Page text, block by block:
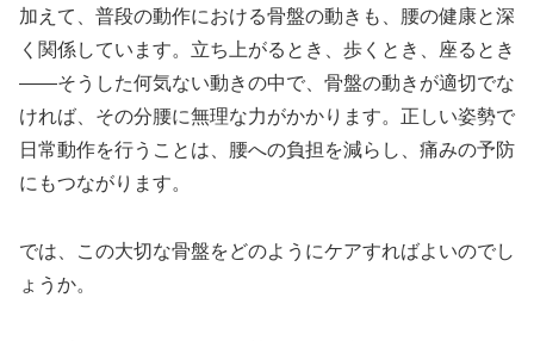
加えて、普段の動作における骨盤の動きも、腰の健康と深
く関係しています。立ち上がるとき、歩くとき、座るとき
――そうした何気ない動きの中で、骨盤の動きが適切でな
ければ、その分腰に無理な力がかかります。正しい姿勢で
日常動作を行うことは、腰への負担を減らし、痛みの予防
にもつながります。
では、この大切な骨盤をどのようにケアすればよいのでし
ょうか。